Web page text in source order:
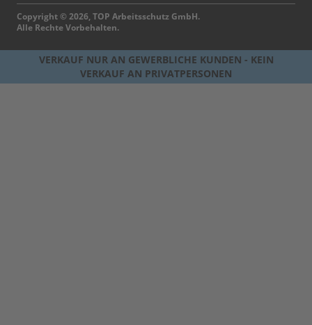
Copyright © 2026, TOP Arbeitsschutz GmbH.
Alle Rechte Vorbehalten.
VERKAUF NUR AN GEWERBLICHE KUNDEN - KEIN
VERKAUF AN PRIVATPERSONEN